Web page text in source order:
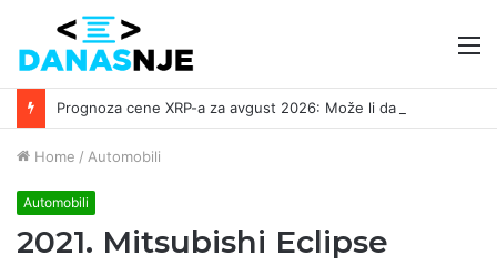
Home / Automobili
Automobili
2021. Mitsubishi Eclipse